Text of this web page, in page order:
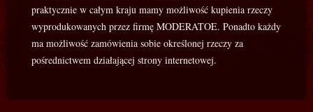
praktycznie w całym kraju mamy możliwość kupienia rzeczy
wyprodukowanych przez firmę MODERATOE. Ponadto każdy
ma możliwość zamówienia sobie określonej rzeczy za
pośrednictwem działającej strony internetowej.